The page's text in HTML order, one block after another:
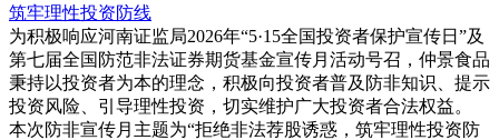
筑牢理性投资防线
为积极响应河南证监局2026年“5·15全国投资者保护宣传日”及
第七届全国防范非法证券期货基金宣传月活动号召，仲景食品
秉持以投资者为本的理念，积极向投资者普及防非知识、提示
投资风险、引导理性投资，切实维护广大投资者合法权益。
本次防非宣传月主题为“拒绝非法荐股诱惑，筑牢理性投资防